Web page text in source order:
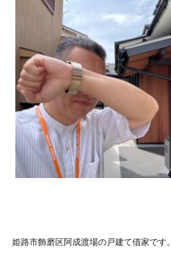
姫路市飾磨区阿成渡場の戸建て借家です。